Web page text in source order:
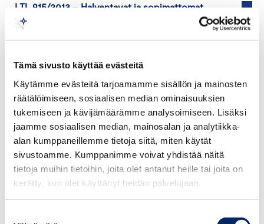
Tämä sivusto käyttää evästeitä
Käytämme evästeitä tarjoamamme sisällön ja mainosten
räätälöimiseen, sosiaalisen median ominaisuuksien
tukemiseen ja kävijämäärämme analysoimiseen. Lisäksi
jaamme sosiaalisen median, mainosalan ja analytiikka-
alan kumppaneillemme tietoja siitä, miten käytät
sivustoamme. Kumppanimme voivat yhdistää näitä
tietoja muihin tietoihin, joita olet antanut heille tai joita on
kerätty, kun olet käyttänyt heidän palvelujaan.
LTL 915/2013 – Halventavat ja sopimattomat
ilmaisut, harhaanjohtavat ja totuudenvastaiset
väittämät, liikesalaisuuksien paljastaminen
LTL 914/2013–Goodwill-arvon hyväksikäyttö
LTL 913/2012 –Vertaileva markkinointi,
totuudenvastainen ilmaisu
LTL 912/2012–Tuotenimen jäljittely